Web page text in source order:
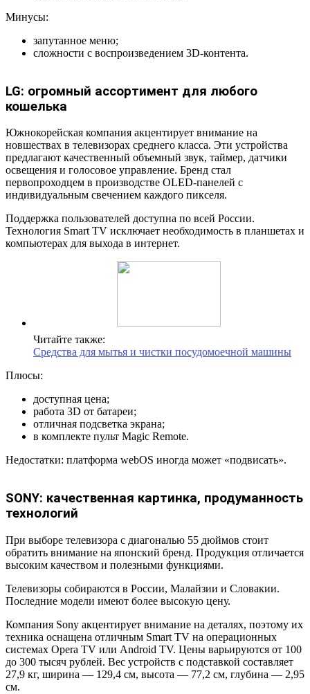
Минусы:
запутанное меню;
сложности с воспроизведением 3D-контента.
LG: огромный ассортимент для любого
кошелька
Южнокорейская компания акцентирует внимание на
новшествах в телевизорах среднего класса. Эти устройства
предлагают качественный объемный звук, таймер, датчики
освещения и голосовое управление. Бренд стал
первопроходцем в производстве OLED-панелей с
индивидуальным свечением каждого пикселя.
Поддержка пользователей доступна по всей России.
Технология Smart TV исключает необходимость в планшетах и
компьютерах для выхода в интернет.
Читайте также:
Средства для мытья и чистки посудомоечной машины
Плюсы:
доступная цена;
работа 3D от батареи;
отличная подсветка экрана;
в комплекте пульт Magic Remote.
Недостатки: платформа webOS иногда может «подвисать».
SONY: качественная картинка, продуманность
технологий
При выборе телевизора с диагональю 55 дюймов стоит
обратить внимание на японский бренд. Продукция отличается
высоким качеством и полезными функциями.
Телевизоры собираются в России, Малайзии и Словакии.
Последние модели имеют более высокую цену.
Компания Sony акцентирует внимание на деталях, поэтому их
техника оснащена отличным Smart TV на операционных
системах Opera TV или Android TV. Цены варьируются от 100
до 300 тысяч рублей. Вес устройств с подставкой составляет
27,9 кг, ширина — 129,4 см, высота — 77,2 см, глубина — 2,95
см.